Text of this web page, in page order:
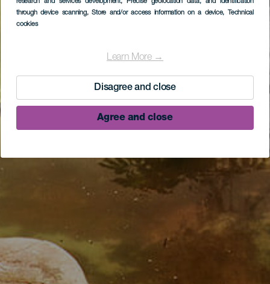
research and services development, Precise geolocation data, and identification
through device scanning, Store and/or access information on a device, Technical
cookies
Learn More →
Disagree and close
Agree and close